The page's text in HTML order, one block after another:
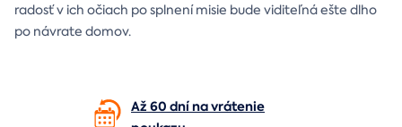
radosť v ich očiach po splnení misie bude viditeľná ešte dlho
po návrate domov.
Až 60 dní na vrátenie